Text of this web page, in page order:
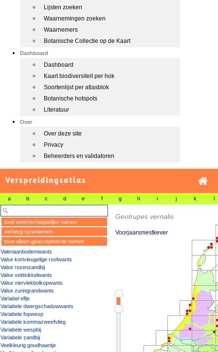
Lijsten zoeken
Waarnemingen zoeken
Waarnemers
Botanische Collectie op de Kaart
Dashboard
Dashboard
Kaart biodiversiteit per hok
Soortenlijst per atlasblok
Botanische hotspots
Literatuur
Over
Over deze site
Privacy
Beheerders en validatoren
Verspreidingsatlas
a b c d e f g h i j k l
toon wetenschappelijke namen
verberg synoniemen
toon alleen geaccepteerde namen
Valeriaanbodemwants
Valse kortvleugelige roofwants
Valse rozenzandbij
Valse veldsikkelwants
Valse viervlekbolkopwants
Valse zuringrandwants
Variabel elfje
Variabele dwergschaduwwants
Variabele fopwesp
Variabele kommazweefvlieg
Variabele wespbij
Variabele zandbij
Veelkleurig goudhaantje
Geotrupes vernalis
Voorjaarsmestkever